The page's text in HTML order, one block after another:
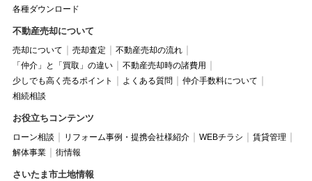
各種ダウンロード
不動産売却について
売却について 売却査定
不動産売却の流れ
「仲介」と「買取」の違い
不動産売却時の諸費用
少しでも高く売るポイント
よくある質問
仲介手数料について
相続相談
お役立ちコンテンツ
ローン相談 リフォーム事例・提携会社様紹介 WEBチラシ
賃貸管理
解体事業
街情報
さいたま市土地情報